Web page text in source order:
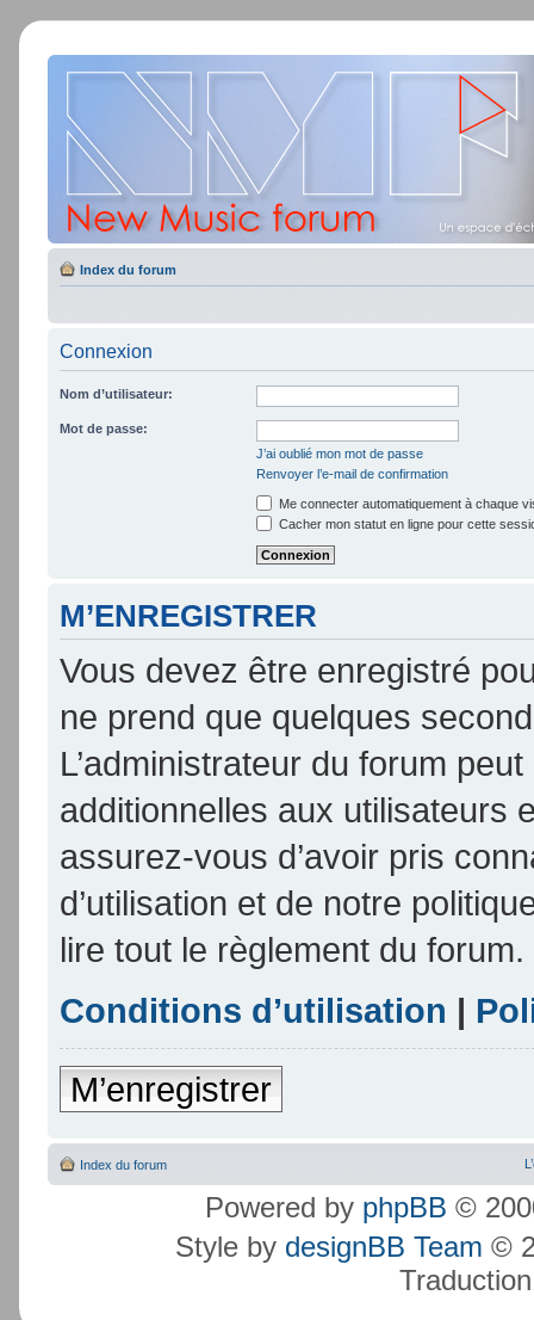
Index du forum
Connexion
Nom d’utilisateur:
Mot de passe:
J’ai oublié mon mot de passe
Renvoyer l’e-mail de confirmation
Me connecter automatiquement à chaque
Cacher mon statut en ligne pour cette
M’ENREGISTRER
Vous devez être enregistré
ne prend que quelques
L’administrateur du forum
additionnelles aux utilisateurs
assurez-vous d’avoir pris
d’utilisation et de notre
lire tout le règlement du forum.
Conditions d’utilisation |
M’enregistrer
Index du forum
Powered by phpBB ©
Style by designBB Team ©